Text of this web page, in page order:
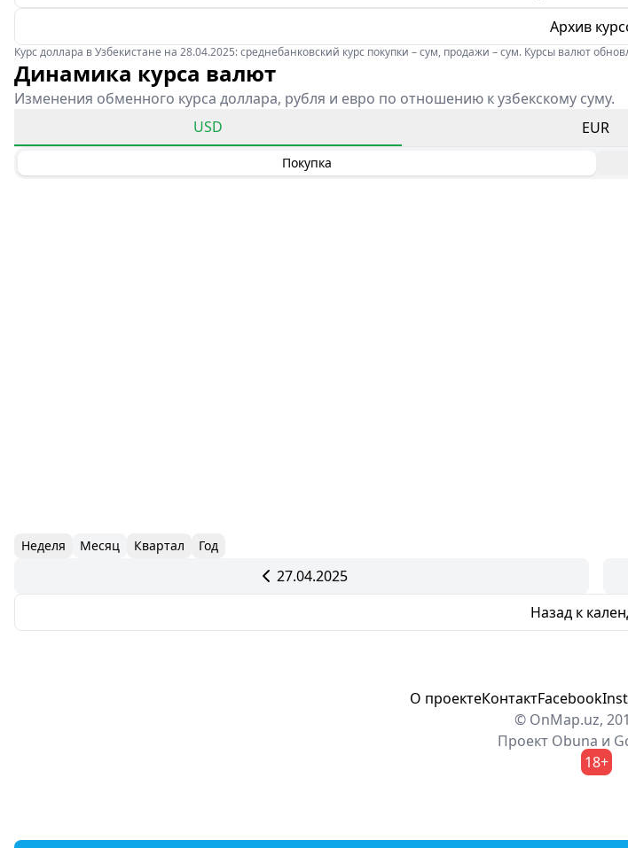
Архив
Курс доллара в Узбекистане на 28.04.2025: среднебанковский курс покупки – сум, продажи – сум. Курсы валют
Динамика курса валют
Изменения обменного курса доллара, рубля и евро по отношению к узбекскому суму.
USD
EUR
Покупка
Неделя Месяц Квартал Год
27.04.2025
Назад к
О проектеКонтактFacebook
© OnMap.uz,
Проект Obuna и
18+